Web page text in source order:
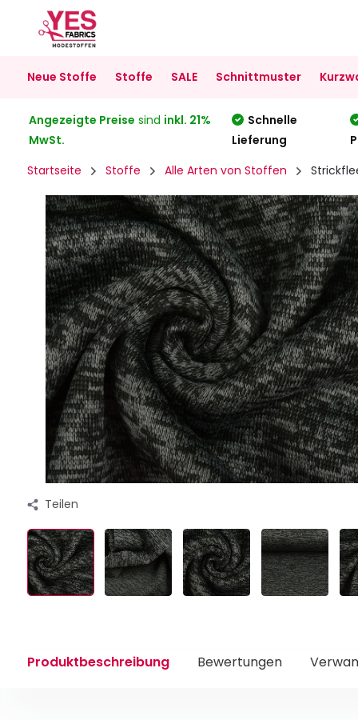
Neue Stoffe Stoffe SALE Schnittmuster
Angezeigte Preise sind inkl. 21%
MwSt.
Schnelle
Lieferung
Startseite Stoffe Alle Arten von Stoffen
Teilen
Produktbeschreibung Bewertungen